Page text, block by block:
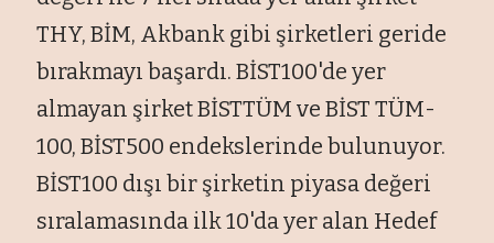
THY, BİM, Akbank gibi şirketleri geride
bırakmayı başardı. BİST100'de yer
almayan şirket BİSTTÜM ve BİST TÜM-
100, BİST500 endekslerinde bulunuyor.
BİST100 dışı bir şirketin piyasa değeri
sıralamasında ilk 10'da yer alan Hedef